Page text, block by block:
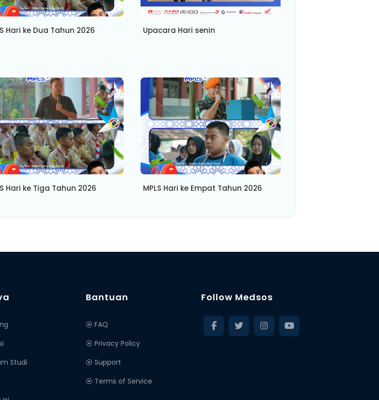
Hari ke Dua Tahun 2026 Upacara Hari senin
Hari ke Tiga Tahun 2026 MPLS Hari ke Empat Tahun 2026
Studi
Bantuan
⦿ FAQ
⦿ Privacy Policy
⦿ Support
⦿ Terms of Service
Follow Medsos